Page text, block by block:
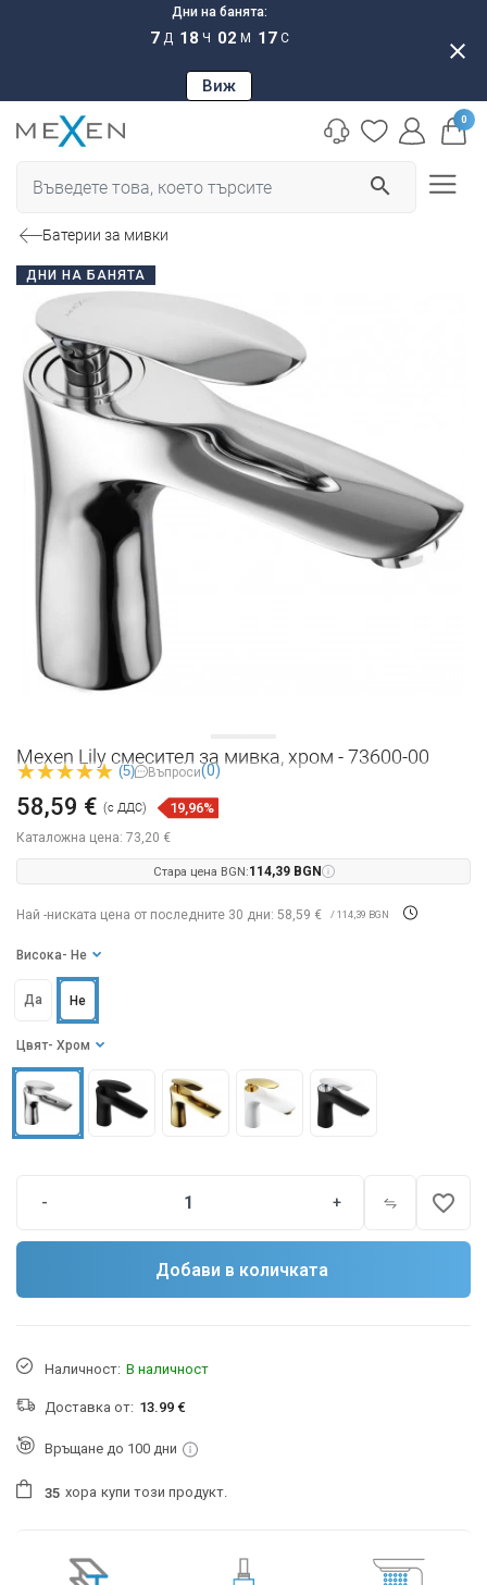
Дни на банята:
7 Д 18 Ч 02 М 16 С
Виж
close
search
0
Батерии за мивки
ДНИ НА БАНЯТА
Mexen Lily смесител за мивка, хром - 73600-00
(5) Въпроси(0)
Каталожна цена: 73,20 €
58,59 € (с ДДС) 19,96%
Стара цена BGN:114,39 BGN
Най -ниската цена от последните 30 дни: 58,59 € / 114,39 BGN
Цвят - Хром
Висока - Не
Да Не
- + favorite_border
Добави в количката
Наличност: В наличност
Доставка от: 13.99 €
Връщане до 100 дни
35 хора купи този продукт.